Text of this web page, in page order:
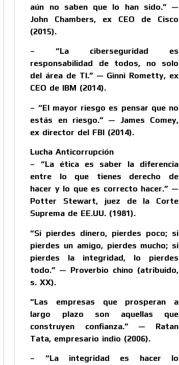
aún no saben que lo han sido.” —
John Chambers, ex CEO de Cisco
(2015).
– “La ciberseguridad es
responsabilidad de todos, no solo
del área de TI.” — Ginni Rometty, ex
CEO de IBM (2014).
– “El mayor riesgo es pensar que no
estás en riesgo.” — James Comey,
ex director del FBI (2014).
Lucha Anticorrupción
– “La ética es saber la diferencia
entre lo que tienes derecho de
hacer y lo que es correcto hacer.” —
Potter Stewart, juez de la Corte
Suprema de EE.UU. (1981).
“Si pierdes dinero, pierdes poco; si
pierdes un amigo, pierdes mucho; si
pierdes la integridad, lo pierdes
todo.” — Proverbio chino (atribuido,
s. XX).
“Las empresas que prosperan a
largo plazo son aquellas que
construyen confianza.” — Ratan
Tata, empresario indio (2006).
– “La integridad es hacer lo